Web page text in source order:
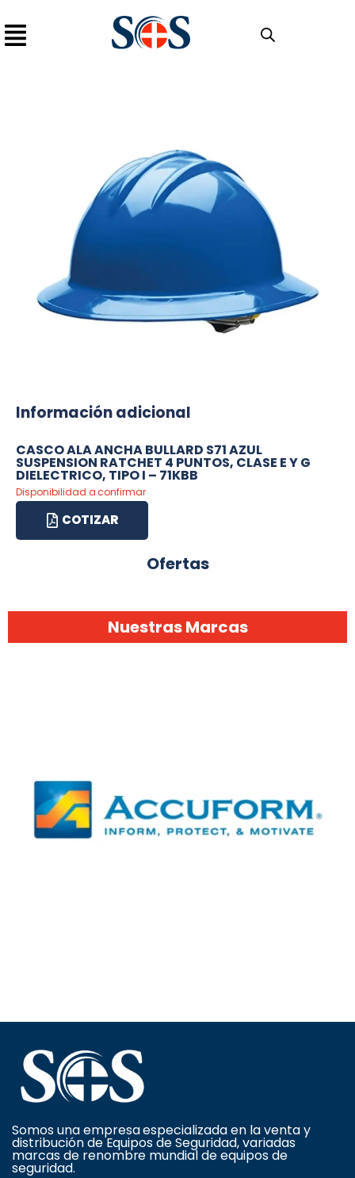
Información adicional
CASCO ALA ANCHA BULLARD S71 AZUL
SUSPENSION RATCHET 4 PUNTOS, CLASE E Y G
DIELECTRICO, TIPO I – 71KBB
Disponibilidad a confirmar
COTIZAR
Ofertas
Nuestras Marcas
Somos una empresa especializada en la venta y
distribución de Equipos de Seguridad, variadas
marcas de renombre mundial de equipos de
seguridad.